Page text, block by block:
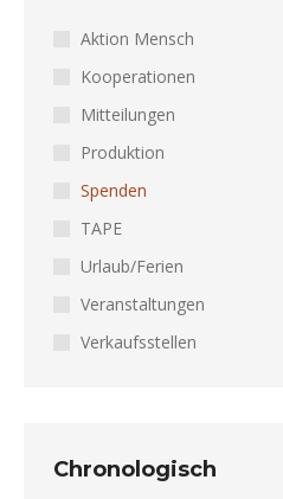
Aktion Mensch
Kooperationen
Mitteilungen
Produktion
Spenden
TAPE
Urlaub/Ferien
Veranstaltungen
Verkaufsstellen
Chronologisch